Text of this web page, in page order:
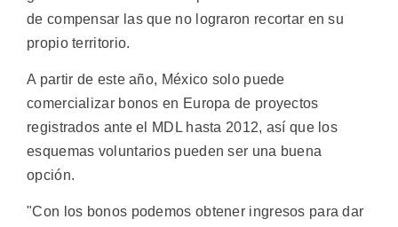
de compensar las que no lograron recortar en su
propio territorio.
A partir de este año, México solo puede
comercializar bonos en Europa de proyectos
registrados ante el MDL hasta 2012, así que los
esquemas voluntarios pueden ser una buena
opción.
"Con los bonos podemos obtener ingresos para dar